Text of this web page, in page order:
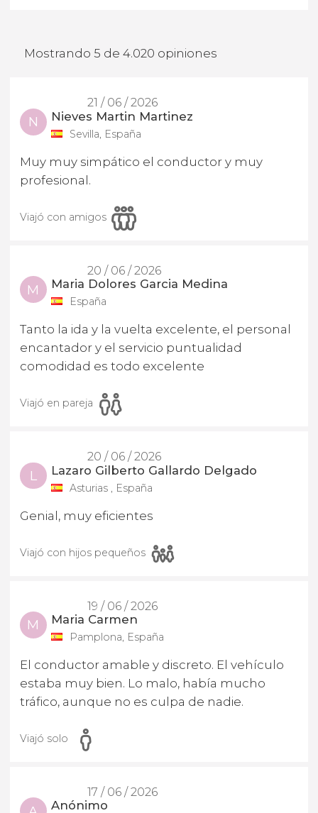
Mostrando 5 de 4.020 opiniones
21 / 06 / 2026
N Nieves Martin Martinez
Sevilla, España
Muy muy simpático el conductor y muy
profesional.
Viajó con amigos
20 / 06 / 2026
M Maria Dolores Garcia Medina
España
Tanto la ida y la vuelta excelente, el personal
encantador y el servicio puntualidad
comodidad es todo excelente
Viajó en pareja
20 / 06 / 2026
L Lazaro Gilberto Gallardo Delgado
Asturias , España
Genial, muy eficientes
Viajó con hijos pequeños
19 / 06 / 2026
M Maria Carmen
Pamplona, España
El conductor amable y discreto. El vehículo
estaba muy bien. Lo malo, había mucho
tráfico, aunque no es culpa de nadie.
Viajó solo
17 / 06 / 2026
Anónimo